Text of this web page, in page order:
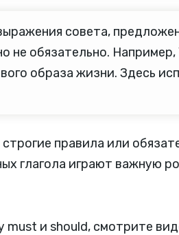
совета,
не обязательно.
образа жизни. Здесь
правила или
глагола играют важную
и should, смотрите